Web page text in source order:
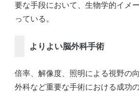
要な手段において、生物学的イメ
っている。
よりよい脳外科手術
倍率、解像度、照明による視野の
外科など重要な手術における成功